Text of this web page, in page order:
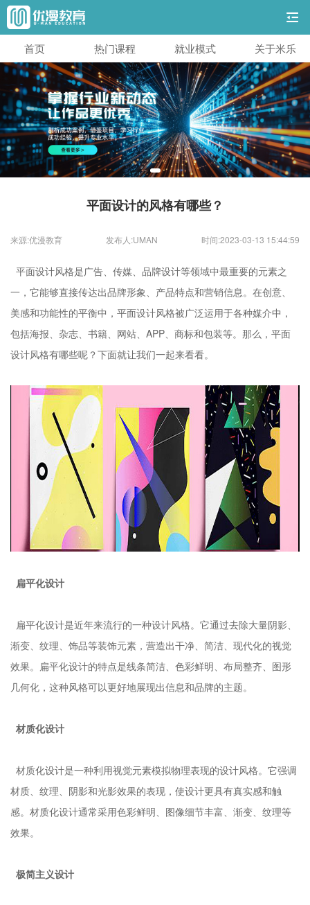
首页 热门课程 就业模式 关于米乐
平面设计的风格有哪些？
来源:优漫教育 发布人:UMAN 时间:2023-03-13 15:44:59
平面设计风格是广告、传媒、品牌设计等领域中最重要的元素之
一，它能够直接传达出品牌形象、产品特点和营销信息。在创意、
美感和功能性的平衡中，平面设计风格被广泛运用于各种媒介中，
包括海报、杂志、书籍、网站、APP、商标和包装等。那么，平面
设计风格有哪些呢？下面就让我们一起来看看。
扁平化设计
扁平化设计是近年来流行的一种设计风格。它通过去除大量阴影、
渐变、纹理、饰品等装饰元素，营造出干净、简洁、现代化的视觉
效果。扁平化设计的特点是线条简洁、色彩鲜明、布局整齐、图形
几何化，这种风格可以更好地展现出信息和品牌的主题。
材质化设计
材质化设计是一种利用视觉元素模拟物理表现的设计风格。它强调
材质、纹理、阴影和光影效果的表现，使设计更具有真实感和触
感。材质化设计通常采用色彩鲜明、图像细节丰富、渐变、纹理等
效果。
极简主义设计